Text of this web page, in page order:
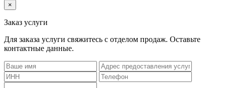
×
Заказ услуги
Для заказа услуги свяжитесь с отделом продаж. Оставьте
контактные данные.